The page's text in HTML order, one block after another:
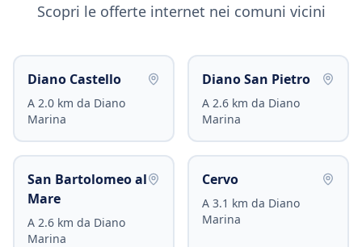
Scopri le offerte internet nei comuni vicini
Diano Castello
A 2.0 km da Diano
Marina
Diano San Pietro
A 2.6 km da Diano
Marina
San Bartolomeo al
Mare
A 2.6 km da Diano
Marina
Cervo
A 3.1 km da Diano
Marina